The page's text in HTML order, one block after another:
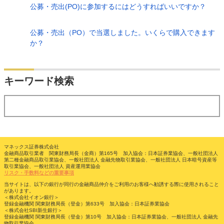
公募・売出(PO)に参加するにはどうすればいいですか？
公募・売出（PO）で当選しました。いくらで購入できます
か？
キーワード検索
マネックス証券株式会社
金融商品取引業者 関東財務局長（金商）第165号 加入協会：日本証券業協会、一般社団法人
第二種金融商品取引業協会、一般社団法人 金融先物取引業協会、一般社団法人 日本暗号資産等
取引業協会、一般社団法人 資産運用業協会
リスク・手数料などの重要事項
当サイトは、以下の銀行が同行の金融商品仲介をご利用のお客様へ勧誘する際に使用されること
があります。
＜株式会社イオン銀行＞
登録金融機関 関東財務局長（登金）第633号 加入協会：日本証券業協会
＜株式会社SBI新生銀行＞
登録金融機関 関東財務局長（登金）第10号 加入協会：日本証券業協会、一般社団法人 金融先